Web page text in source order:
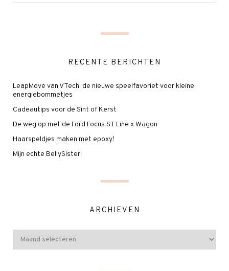
RECENTE BERICHTEN
LeapMove van VTech: de nieuwe speelfavoriet voor kleine
energiebommetjes
Cadeautips voor de Sint of Kerst
De weg op met de Ford Focus ST Line x Wagon
Haarspeldjes maken met epoxy!
Mijn echte BellySister!
ARCHIEVEN